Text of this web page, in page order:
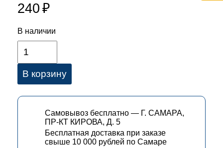
240 ₽
В наличии
В корзину
Самовывоз бесплатно — Г. САМАРА,
ПР-КТ КИРОВА, Д. 5
Бесплатная доставка при заказе
свыше 10 000 рублей по Самаре